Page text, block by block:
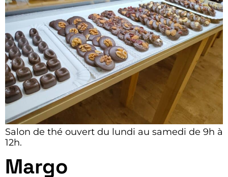
Salon de thé ouvert du lundi au samedi de 9h à
12h.
Margo